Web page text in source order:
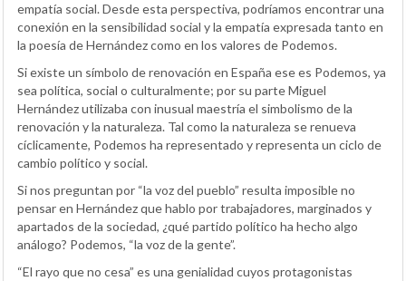
empatía social. Desde esta perspectiva, podríamos encontrar una
conexión en la sensibilidad social y la empatía expresada tanto en
la poesía de Hernández como en los valores de Podemos.
Si existe un símbolo de renovación en España ese es Podemos, ya
sea política, social o culturalmente; por su parte Miguel
Hernández utilizaba con inusual maestría el simbolismo de la
renovación y la naturaleza. Tal como la naturaleza se renueva
cíclicamente, Podemos ha representado y representa un ciclo de
cambio político y social.
Si nos preguntan por “la voz del pueblo” resulta imposible no
pensar en Hernández que hablo por trabajadores, marginados y
apartados de la sociedad, ¿qué partido político ha hecho algo
análogo? Podemos, “la voz de la gente”.
“El rayo que no cesa” es una genialidad cuyos protagonistas